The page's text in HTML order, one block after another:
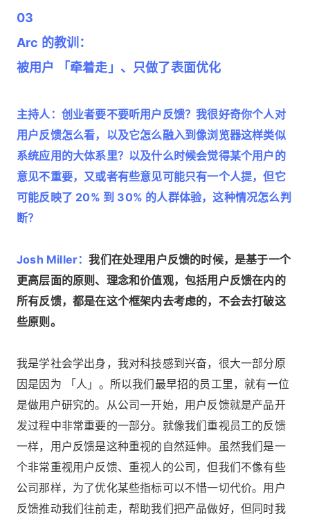
03
Arc 的教训：
被用户 「牵着走」、只做了表面优化
主持人：创业者要不要听用户反馈？我很好奇你个人对
用户反馈怎么看，以及它怎么融入到像浏览器这样类似
系统应用的大体系里？以及什么时候会觉得某个用户的
意见不重要，又或者有些意见可能只有一个人提，但它
可能反映了 20% 到 30% 的人群体验，这种情况怎么判
断？
Josh Miller：我们在处理用户反馈的时候，是基于一个
更高层面的原则、理念和价值观，包括用户反馈在内的
所有反馈，都是在这个框架内去考虑的，不会去打破这
些原则。
我是学社会学出身，我对科技感到兴奋，很大一部分原
因是因为 「人」。所以我们最早招的员工里，就有一位
是做用户研究的。从公司一开始，用户反馈就是产品开
发过程中非常重要的一部分。就像我们重视员工的反馈
一样，用户反馈是这种重视的自然延伸。虽然我们是一
个非常重视用户反馈、重视人的公司，但我们不像有些
公司那样，为了优化某些指标可以不惜一切代价。用户
反馈推动我们往前走，帮助我们把产品做好，但同时我